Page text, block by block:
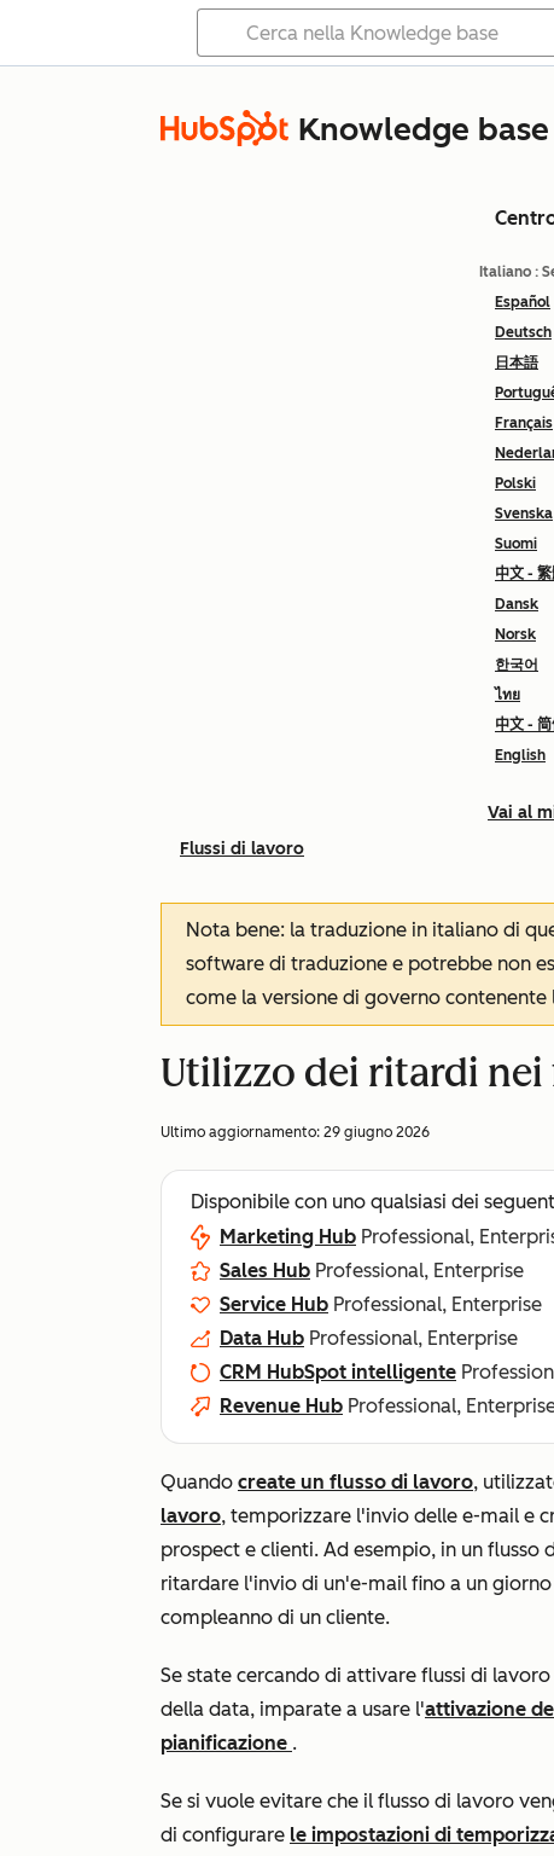
Knowledge base
Italiano :
Español
Deutsch
日本語
Français
Polski
Svenska
Suomi
中文 -
Dansk
Norsk
한국어
ไทย
中文 -
English
Vai al
Flussi di lavoro
Nota bene: la traduzione in italiano di
software di traduzione e potrebbe non
come la versione di governo
Utilizzo dei ritardi nei
Ultimo aggiornamento: 29 giugno 2026
Disponibile con uno qualsiasi dei
Marketing Hub Professional,
Sales Hub Professional, Enterprise
Service Hub Professional, Enterprise
Data Hub Professional, Enterprise
CRM HubSpot intelligente
Revenue Hub Professional,
Quando create un flusso di lavoro,
lavoro, temporizzare l'invio delle e-mail e
prospect e clienti. Ad esempio, in un
ritardare l'invio di un'e-mail fino a un
compleanno di un cliente.
Se state cercando di attivare flussi di
della data, imparate a usare l'attivazione
pianificazione .
Se si vuole evitare che il flusso di lavoro
di configurare le impostazioni di